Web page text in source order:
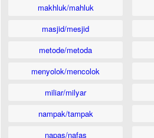
makhluk/mahluk
masjid/mesjid
metode/metoda
menyolok/mencolok
miliar/milyar
nampak/tampak
napas/nafas